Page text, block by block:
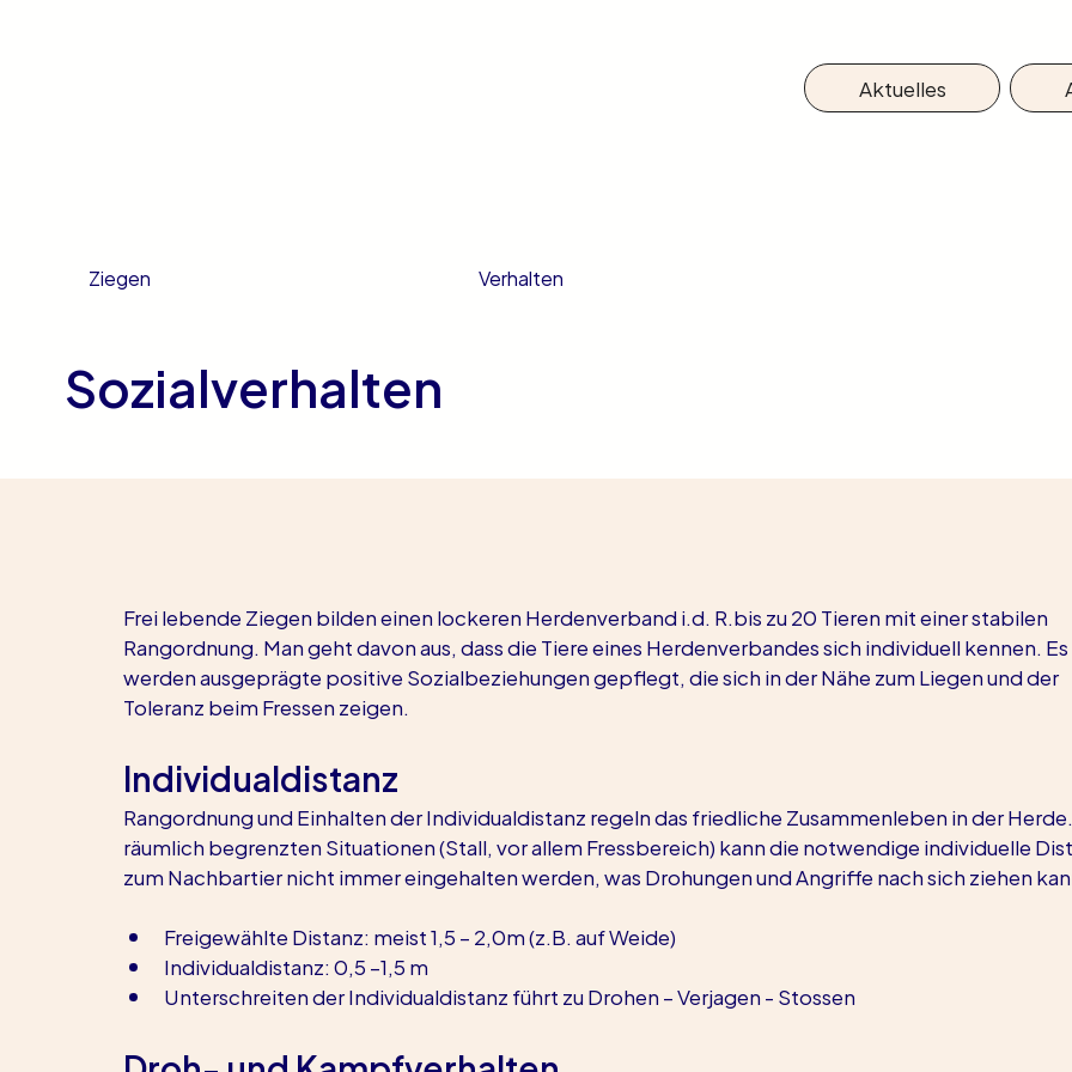
Aktuelles
Ziegen Verhalten
Sozialverhalten
Frei lebende Ziegen bilden einen lockeren Herdenverband i.d. R.bis zu 20 Tieren mit einer stabilen
Rangordnung. Man geht davon aus, dass die Tiere eines Herdenverbandes sich individuell kennen. Es
werden ausgeprägte positive Sozialbeziehungen gepflegt, die sich in der Nähe zum Liegen und der
Toleranz beim Fressen zeigen.
Individualdistanz
Rangordnung und Einhalten der Individualdistanz regeln das friedliche Zusammenleben in der
räumlich begrenzten Situationen (Stall, vor allem Fressbereich) kann die notwendige individuelle
zum Nachbartier nicht immer eingehalten werden, was Drohungen und Angriffe nach sich ziehen
Freigewählte Distanz: meist 1,5 – 2,0m (z.B. auf Weide)
Individualdistanz: 0,5 –1,5 m
Unterschreiten der Individualdistanz führt zu Drohen – Verjagen - Stossen